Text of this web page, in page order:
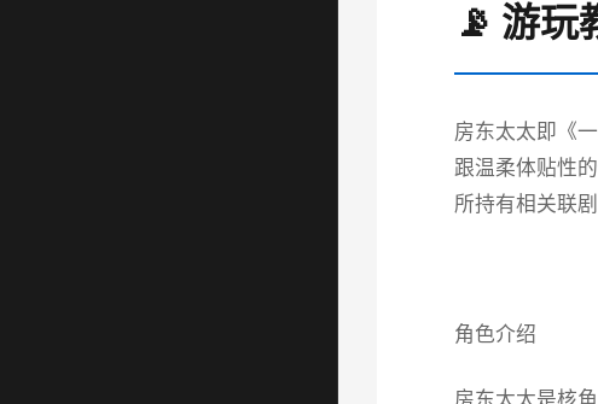
📡 游玩
房东太太即《
跟温柔体贴性
所持有相关联
角色介绍
房东太太是核